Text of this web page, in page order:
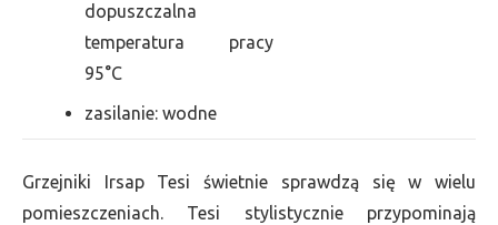
dopuszczalna
temperatura pracy
95°C
zasilanie: wodne
Grzejniki Irsap Tesi świetnie sprawdzą się w wielu
pomieszczeniach. Tesi stylistycznie przypominają